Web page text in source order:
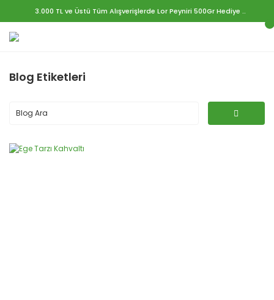
3.000 TL ve Üstü Tüm Alışverişlerde Lor Peyniri 500Gr Hediye ..
Blog Etiketleri